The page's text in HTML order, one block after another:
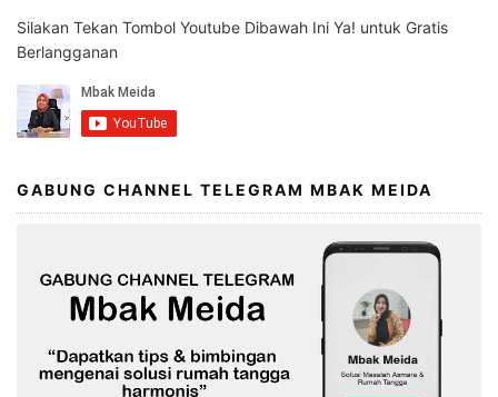
Silakan Tekan Tombol Youtube Dibawah Ini Ya! untuk Gratis
Berlangganan
GABUNG CHANNEL TELEGRAM MBAK MEIDA